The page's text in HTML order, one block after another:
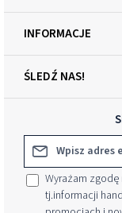
Adres e-mail*
Wyrażam zgodę
tj.informacji
ŚLEDŹ NAS!
INFORMACJE